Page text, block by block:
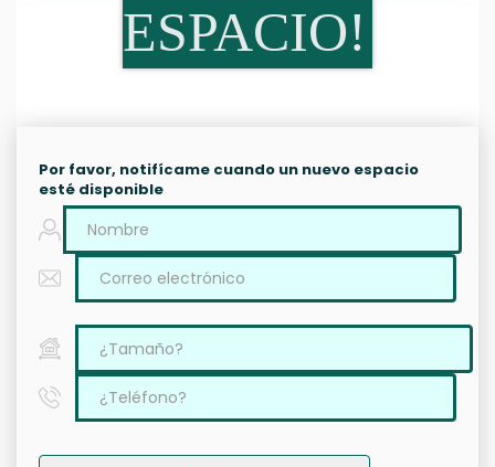
ESPACIO!
Por favor, notifícame cuando un nuevo espacio
esté disponible